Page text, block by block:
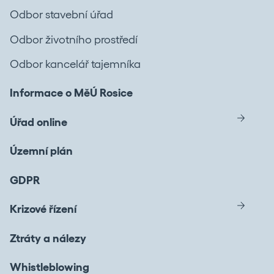
Odbor stavební úřad
Odbor životního prostředí
Odbor kancelář tajemníka
Informace o MěÚ Rosice
Úřad online
Územní plán
GDPR
Krizové řízení
Ztráty a nálezy
Whistleblowing